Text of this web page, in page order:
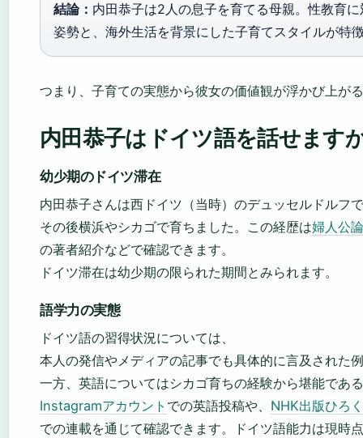
結論： 内田恭子は2人の息子を育てる母親。性教育
姿勢と、海外生活を背景にした子育てスタイルが特
つまり、子育ての実態から彼女の価値観が浮かび上が
内田恭子はドイツ語を話せます
幼少期のドイツ滞在
内田恭子さんは西ドイツ（当時）のデュッセルドルフ
その後横浜やシカゴで育ちました。この経歴は婦人公
の著者紹介などで確認できます。
ドイツ滞在は幼少期の限られた期間とみられます。
語学力の実態
ドイツ語の習得状況については、
本人の発信やメディアの記事でも具体的に言及された
一方、英語についてはシカゴ育ちの経験から堪能であ
Instagramアカウント での英語投稿や、 NHK出版ひろ
での連載を通じて確認できます。ドイツ語能力は現時